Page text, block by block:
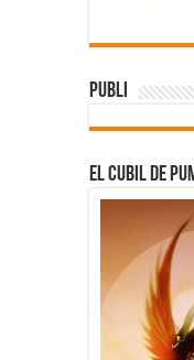
Publi
El Cubil de